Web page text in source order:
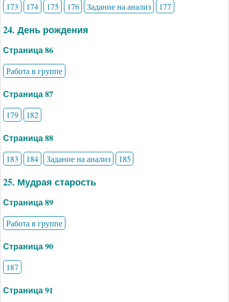
173 174 175 176 Задание на анализ 177
24. День рождения
Страница 86
Работа в группе
Страница 87
179 182
Страница 88
183 184 Задание на анализ 185
25. Мудрая старость
Страница 89
Работа в группе
Страница 90
187
Страница 91